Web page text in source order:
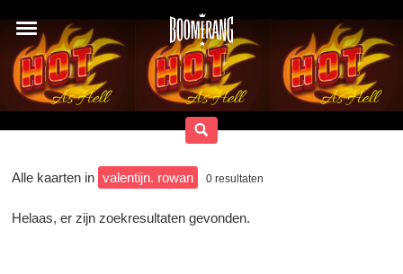
Alle kaarten in valentijn. rowan 0 resultaten
Helaas, er zijn zoekresultaten gevonden.